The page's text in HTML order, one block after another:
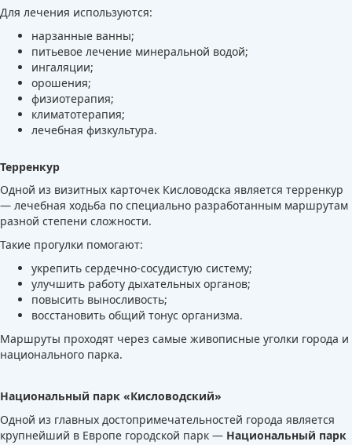
Для лечения используются:
нарзанные ванны;
питьевое лечение минеральной водой;
ингаляции;
орошения;
физиотерапия;
климатотерапия;
лечебная физкультура.
Терренкур
Одной из визитных карточек Кисловодска является терренкур
— лечебная ходьба по специально разработанным маршрутам
разной степени сложности.
Такие прогулки помогают:
укрепить сердечно-сосудистую систему;
улучшить работу дыхательных органов;
повысить выносливость;
восстановить общий тонус организма.
Маршруты проходят через самые живописные уголки города и
национального парка.
Национальный парк «Кисловодский»
Одной из главных достопримечательностей города является
крупнейший в Европе городской парк — Национальный парк